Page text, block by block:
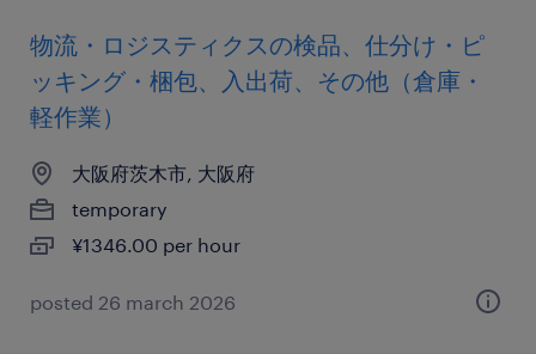
物流・ロジスティクスの検品、仕分け・ピ
ッキング・梱包、入出荷、その他（倉庫・
軽作業）
大阪府茨木市, 大阪府
temporary
¥1346.00 per hour
posted 26 march 2026